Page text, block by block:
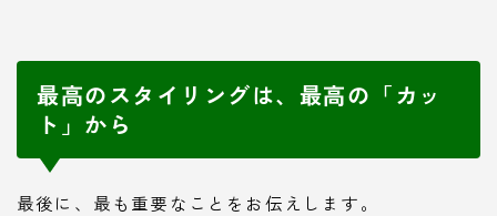
最高のスタイリングは、最高の「カッ
ト」から
最後に、最も重要なことをお伝えします。